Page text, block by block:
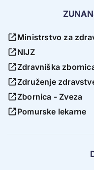
Ministrstvo za
NIJZ
Zdravniška
Združenje
Zbornica - Zveza
Pomurske lekarne